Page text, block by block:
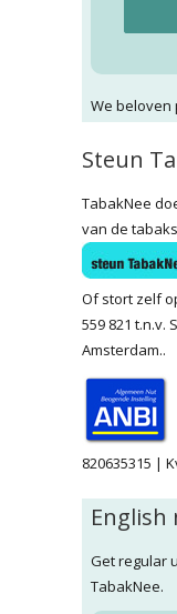
We beloven
Steun
TabakNee
van de
Of stort zelf
559 821 t.n.v.
Amsterdam..
820635315 |
Get regular
TabakNee.